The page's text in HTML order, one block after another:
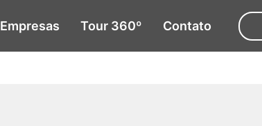
Empresas Tour 360º Contato